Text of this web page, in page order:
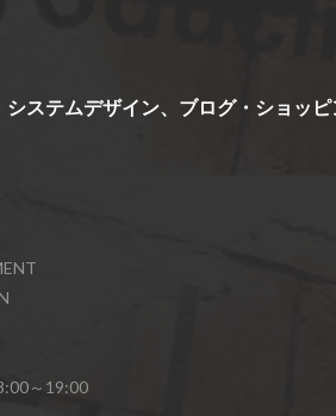
ステムデザイン、ブログ・ショッ
～19:00